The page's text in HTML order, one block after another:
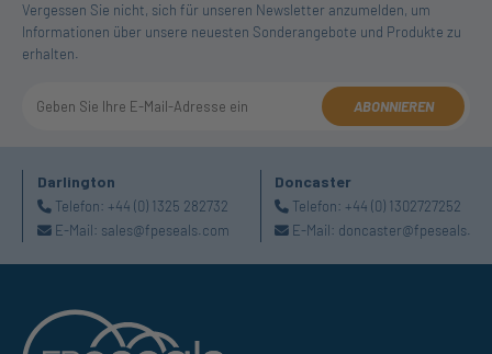
Vergessen Sie nicht, sich für unseren Newsletter anzumelden, um
Informationen über unsere neuesten Sonderangebote und Produkte zu
erhalten.
ABONNIEREN
Darlington
Telefon: +44 (0) 1325 282732
E-Mail: sales@fpeseals.com
Doncaster
Telefon: +44 (0) 1302727252
E-Mail: